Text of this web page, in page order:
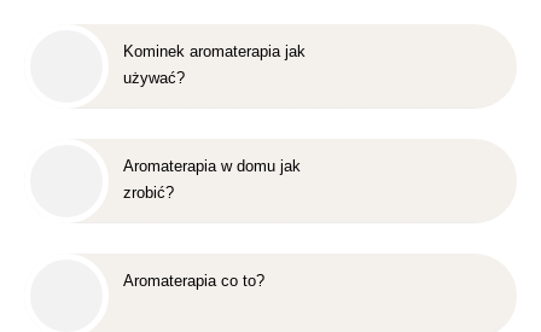
Kominek aromaterapia jak
używać?
Aromaterapia w domu jak
zrobić?
Aromaterapia co to?